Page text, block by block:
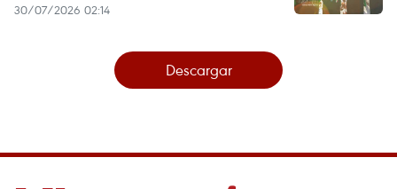
30/07/2026 02:14
Descargar